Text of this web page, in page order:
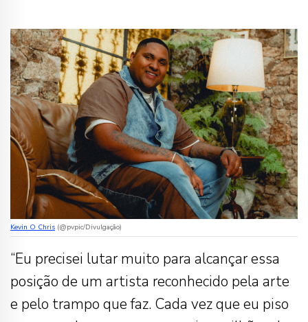
Kevin O Chris (@pvpic/Divulgação)
“Eu precisei lutar muito para alcançar essa
posição de um artista reconhecido pela arte
e pelo trampo que faz. Cada vez que eu piso